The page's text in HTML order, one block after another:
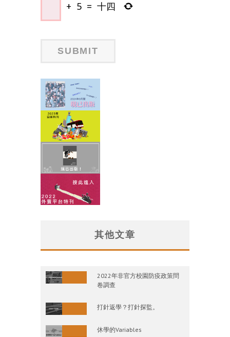
+ 5 = 十四
其他文章
2022年非官方校園防疫政策問
卷調查
打針返學？打針探監。
休學的Variables